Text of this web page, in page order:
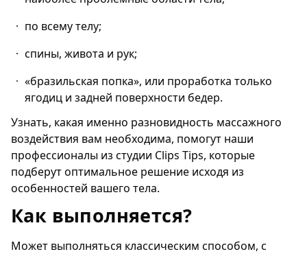
по всему телу;
спины, живота и рук;
«бразильская попка», или проработка только
ягодиц и задней поверхности бедер.
Узнать, какая именно разновидность массажного
воздействия вам необходима, помогут наши
профессионалы из студии Clips Tips, которые
подберут оптимальное решение исходя из
особенностей вашего тела.
Как выполняется?
Может выполняться классическим способом, с